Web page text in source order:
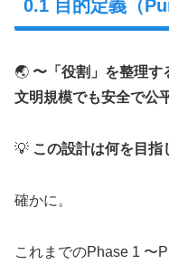
0.1 目的定義（
🌏 〜「役割」を整理す
文明規模でも安全で公
💡 この設計は何を目指
確かに。
これまでのPhase 1 〜